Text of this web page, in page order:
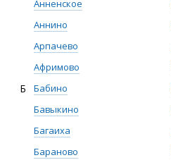
Анненское
Аннино
Арпачево
Афримово
Б
Бабино
Бавыкино
Багаиха
Бараново